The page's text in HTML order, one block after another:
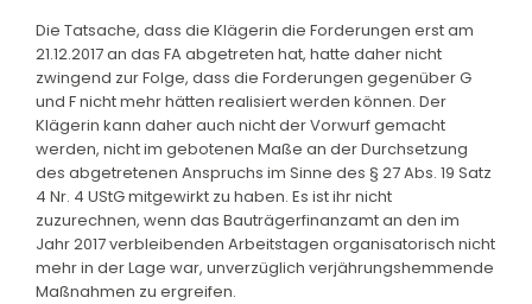
Die Tatsache, dass die Klägerin die Forderungen erst am
21.12.2017 an das FA abgetreten hat, hatte daher nicht
zwingend zur Folge, dass die Forderungen gegenüber G
und F nicht mehr hätten realisiert werden können. Der
Klägerin kann daher auch nicht der Vorwurf gemacht
werden, nicht im gebotenen Maße an der Durchsetzung
des abgetretenen Anspruchs im Sinne des § 27 Abs. 19 Satz
4 Nr. 4 UStG mitgewirkt zu haben. Es ist ihr nicht
zuzurechnen, wenn das Bauträgerfinanzamt an den im
Jahr 2017 verbleibenden Arbeitstagen organisatorisch nicht
mehr in der Lage war, unverzüglich verjährungshemmende
Maßnahmen zu ergreifen.